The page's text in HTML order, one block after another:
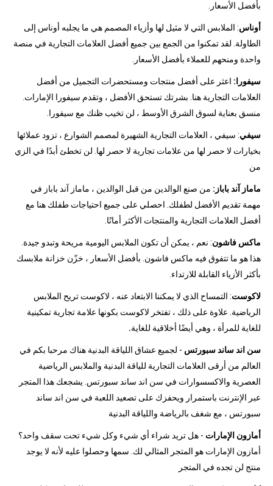
بأفضل الأسعار.
أوناس: الملابس التي لا مثيل لها وأزياء المصمم هي ما يجلبه أوناس إلى
الطاولة. لقد تمكنوا من الجمع بين جميع أفضل العلامات التجارية في منصة
واحدة ومنحهم للعملاء بأفضل الأسعار.
سيفورا: اعثر على أفضل منتجات ومستحضرات التجميل من أفضل
العلامات التجارية هنا. بشرتك تستحق الأفضل ، وتقدم سيفورا الإمارات.
منسق بعناية لسوق الشرق الأوسط ، لن تخيب ظنك مع سيفورا.
سيفي: سيفي ، العلامات التجارية الشهيرة لمصمم الشوارع ، تزود عملائها
بخيارات لا حصر لها من علامات تجارية لا حصر لها. لن تخطئ أبدًا في الزي
من
ماماز آند باباز: من صنع الوالدين من قبل الوالدين ، ماماز آند باباز في
مهمة تقديم الأفضل لطفلك. احصلي على جميع احتياجات طفلك هنا مع
أفضل العلامات التجارية والمنتجات الأكثر أمانًا.
ماكس فاشون: نعم ، يمكن أن تكون الملابس اليومية مريحة وتبدو جيدة.
هذا هو ما تتفوق فيه ماكس فاشون. بأفضل الأسعار ، خزّن خزانة ملابسك
بأكثر الأزياء القابلة للارتداء.
لاكوست: التمساح الذي لا يمكننا الابتعاد عنه ، لاكوست تريح الملابس
الرياضية. علاوة على ذلك ، تفتخر لاكوست بكونها علامة تجارية تمكينية
للغاية للمرأة ، وهي أيضًا أخلاقية للغاية.
سن اند ساند سبورتس - لجميع عشاق اللياقة البدنية هناك مرحبا بكم في
العالم من أرقى العلامات التجارية للياقة البدنية والملابس الرياضية
العصرية والاكسسوارات في سن اند ساند سبورتس. يشجعك هذا المتجر
عبر الإنترنت باستمرار ويحفزك على تصعيد اللعبة في سن اند ساند
سبورتس ، مع شغف بالرياضة واللياقة البدنية
أمازون الإمارات - هل تريد شراء أي شيء وكل شيء تحت سقف واحد؟
أمازون الإمارات هو المتجر المثالي لك. سمها وحصلوا عليه لأنه لا يوجد
منتج لن تجده في المتجر